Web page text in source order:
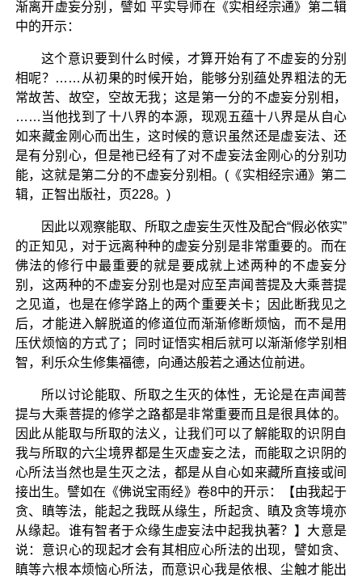
渐离开虚妄分别，譬如 平实导师在《实相经宗通》第二辑
中的开示：
这个意识要到什么时候，才算开始有了不虚妄的分别
相呢？……从初果的时候开始，能够分别蕴处界粗法的无
常故苦、故空，空故无我；这是第一分的不虚妄分别相，
……当他找到了十八界的本源，现观五蕴十八界是从自心
如来藏金刚心而出生，这时候的意识虽然还是虚妄法、还
是有分别心，但是祂已经有了对不虚妄法金刚心的分别功
能，这就是第二分的不虚妄分别相。(《实相经宗通》第二
辑，正智出版社，页228。)
因此以观察能取、所取之虚妄生灭性及配合“假必依实”
的正知见，对于远离种种的虚妄分别是非常重要的。而在
佛法的修行中最重要的就是要成就上述两种的不虚妄分
别，这两种的不虚妄分别也是对应至声闻菩提及大乘菩提
之见道，也是在修学路上的两个重要关卡；因此断我见之
后，才能进入解脱道的修道位而渐渐修断烦恼，而不是用
压伏烦恼的方式了；同时证悟实相后就可以渐渐修学别相
智，利乐众生修集福德，向通达般若之通达位前进。
所以讨论能取、所取之生灭的体性，无论是在声闻菩
提与大乘菩提的修学之路都是非常重要而且是很具体的。
因此从能取与所取的法义，让我们可以了解能取的识阴自
我与所取的六尘境界都是生灭虚妄之法，而能取之识阴的
心所法当然也是生灭之法，都是从自心如来藏所直接或间
接出生。譬如在《佛说宝雨经》卷8中的开示：【由我起于
贪、瞋等法，能起之我既从缘生，所起贪、瞋及贪等境亦
从缘起。谁有智者于众缘生虚妄法中起我执著？】大意是
说：意识心的现起才会有其相应心所法的出现，譬如贪、
瞋等六根本烦恼心所法，而意识心我是依根、尘触才能出